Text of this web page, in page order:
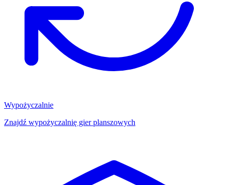
Wypożyczalnie
Znajdź wypożyczalnię gier planszowych